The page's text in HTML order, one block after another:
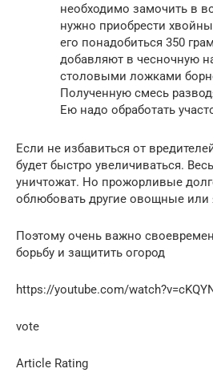
необходимо замочить в
нужно приобрести
его понадобиться 350
добавляют в чесночную
столовыми ложками
Полученную смесь
Ею надо обработать
Если не избавиться от
будет быстро увеличиваться.
уничтожат. Но прожорливые
облюбовать другие овощные или
Поэтому очень важно
борьбу и защитить огород
https://youtube.com/
vote
Article Rating